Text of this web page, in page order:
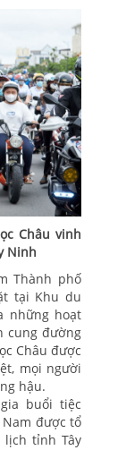
Châu vinh
Ninh
Thành phố
tại Khu du
những hoạt
cung đường
Châu được
mọi người
hậu.
buổi tiệc
Nam được tổ
lịch tỉnh Tây